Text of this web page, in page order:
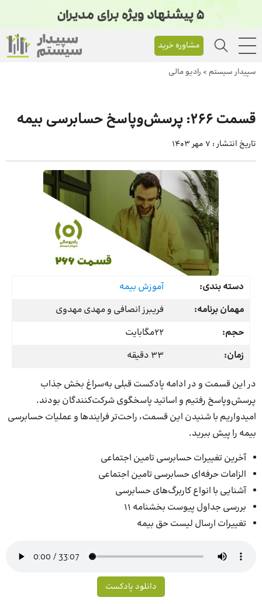
مشاوره خرید
سپیدار سیستم > رادیو مالی
قسمت 266: پرسش‌وپاسخ حسابرسی بیمه
تاریخ انتشار : 7 مهر 1403
دسته بندی:
آموزش بیمه
مهمان برنامه:
فریبرز انصافی و مهدی مهدوی
حجم:
22مگابایت
زمان:
33 دقیقه
در این قسمت و در ادامه پادکست قبلی به‌سراغ بخش جذاب
پرسش‌وپاسخ رفتیم و اساتید پاسخگوی شرکت‌کنندگان بودند.
امیدواریم با شنیدن این قسمت، راحت‌تر فرایندها و عملیات حسابرسی
بیمه‌ را پیش ببرید.
آخرین تغییرات حسابرسی تامین اجتماعی
الزامات حرفه‌ای حسابرسی تامین اجتماعی
آشنایی با انواع کاربرگ‌‌های حسابرسی
بررسی جداول پیوست بخشنامه 11
تغییرات ارسال لیست حق بیمه
دانلود پادکست